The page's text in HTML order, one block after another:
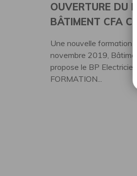
OUVERTURE DU
BÂTIMENT CFA
Une nouvelle formation
novembre 2019,
propose le BP
FORMATION...